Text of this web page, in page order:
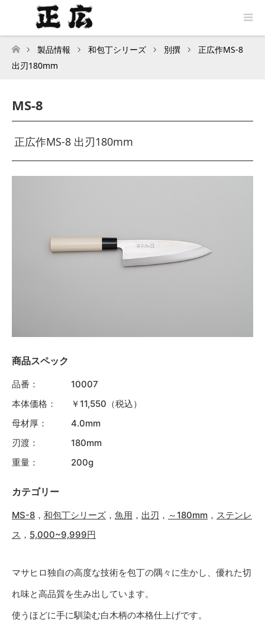
トップページ
製品情報 和包丁シリーズ 別撰
正広作MS-8
出刃180mm
MS-8
正広作MS-8 出刃180mm
商品スペック
品番：
10007
本体価格：
￥11,550（税込）
母材厚：
4.0mm
刃渡：
180mm
重量：
200g
カテゴリー
MS-8 ， 和包丁シリーズ ， 魚用 ， 出刃 ， ～180mm ， ステンレ
ス ， 5,000~9,999円
マサヒロ独自の高度な技術を包丁の隅々に生かし、優れた切
れ味と高品質を生み出しています。
使うほどに手に馴染む白木柄の本格仕上げです。